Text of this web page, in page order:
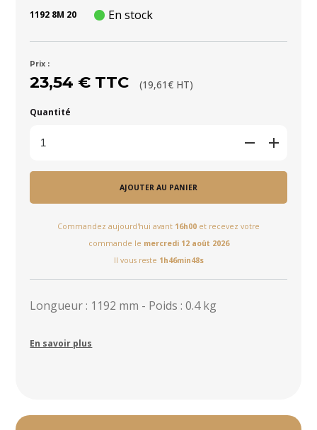
1192 8M 20 En stock
Prix :
23,54 € TTC (19,61€ HT)
Quantité
AJOUTER AU PANIER
Commandez aujourd'hui avant 16h00 et recevez votre
commande le mercredi 12 août 2026
Il vous reste 1h46min47s
Longueur : 1192 mm - Poids : 0.4 kg
En savoir plus